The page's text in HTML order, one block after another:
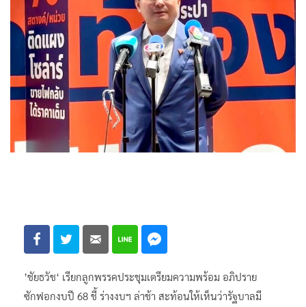
’ชัยธวัช‘ เรียกลูกพรรคประชุมเตรียมความพร้อม อภิปราย
ซักฟอกงบปี 68 ชี้ ร่างงบฯ ล่าช้า สะท้อนให้เห็นว่ารัฐบาลมี